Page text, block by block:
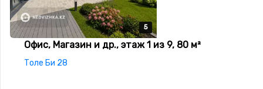
5
5
5
5
5
Офис, Магазин и др., этаж 1 из 9, 80 м²
Толе Би 28